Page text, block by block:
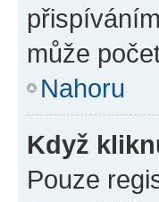
může
Nahoru
Když
Pouze